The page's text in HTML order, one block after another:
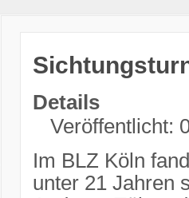
Details
Veröffentlicht:
Im BLZ Köln
unter 21 Jahren